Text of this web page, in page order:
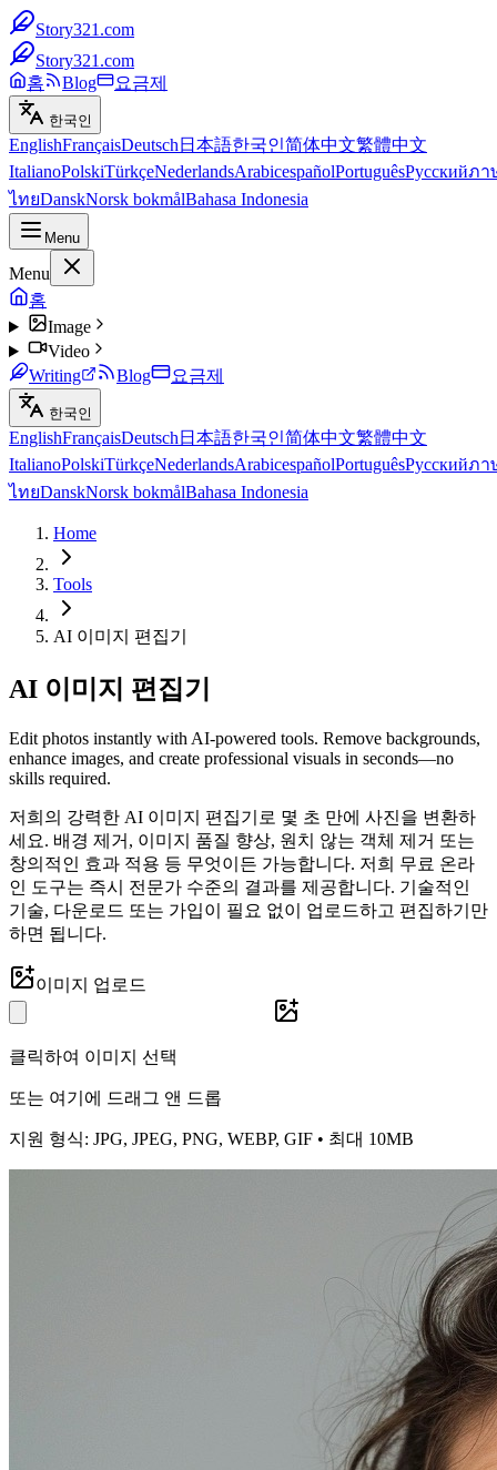
Story321.com
Story321.com
홈
Blog 요금제
한국인
EnglishFrançaisDeutsch 日本語한국인简体中文繁體中文
ItalianoPolskiTürkçeNederlandsArabicespañolPortuguêsРусскийภา
ไทยDanskNorsk bokmålBahasa Indonesia
Menu
Menu
홈
Image
Video
Writing
Blog 요금제
한국인
EnglishFrançaisDeutsch 日本語한국인简体中文繁體中文
ItalianoPolskiTürkçeNederlandsArabicespañolPortuguêsРусскийภา
ไทยDanskNorsk bokmålBahasa Indonesia
Home
Tools
AI 이미지 편집기
AI 이미지 편집기
Edit photos instantly with AI-powered tools. Remove backgrounds,
enhance images, and create professional visuals in seconds—no
skills required.
저희의 강력한 AI 이미지 편집기로 몇 초 만에 사진을 변환하
세요. 배경 제거, 이미지 품질 향상, 원치 않는 객체 제거 또는
창의적인 효과 적용 등 무엇이든 가능합니다. 저희 무료 온라
인 도구는 즉시 전문가 수준의 결과를 제공합니다. 기술적인
기술, 다운로드 또는 가입이 필요 없이 업로드하고 편집하기만
하면 됩니다.
이미지 업로드
클릭하여 이미지 선택
또는 여기에 드래그 앤 드롭
지원 형식: JPG, JPEG, PNG, WEBP, GIF • 최대 10MB